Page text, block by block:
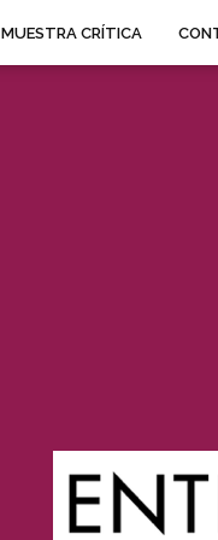
MUESTRA CRÍTICA